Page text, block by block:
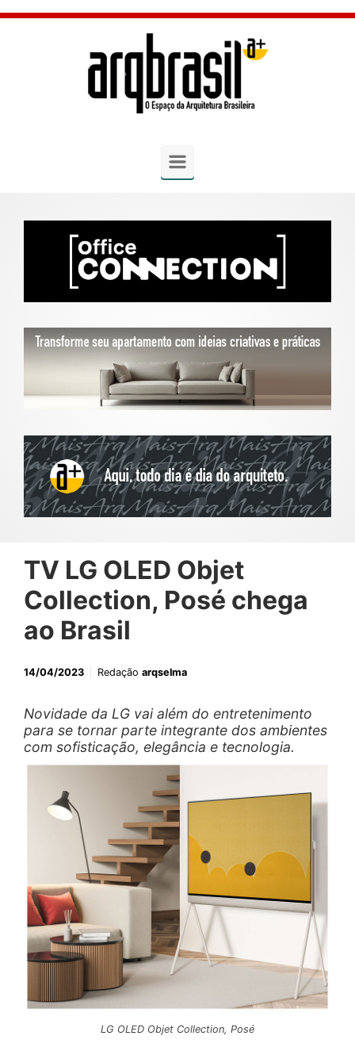
Skip to main content
TV LG OLED Objet
Collection, Posé chega
ao Brasil
14/04/2023 Redação arqselma
Novidade da LG vai além do entretenimento
para se tornar parte integrante dos ambientes
com sofisticação, elegância e tecnologia.
LG OLED Objet Collection, Posé